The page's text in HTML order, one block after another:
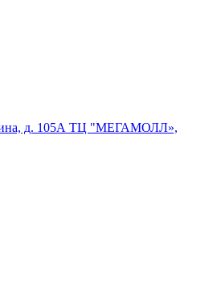
д. 105А ТЦ "МЕГАМОЛЛ»,